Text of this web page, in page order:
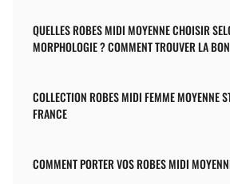
QUELLES ROBES MIDI MOYENNE CHOISIR
MORPHOLOGIE ? COMMENT TROUVER LA
COLLECTION ROBES MIDI FEMME MOYENNE
FRANCE
COMMENT PORTER VOS ROBES MIDI